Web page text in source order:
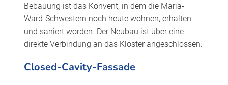
Bebauung ist das Konvent, in dem die Maria-
Ward-Schwestern noch heute wohnen, erhalten
und saniert worden. Der Neubau ist über eine
direkte Verbindung an das Kloster angeschlossen.
Closed-Cavity-Fassade